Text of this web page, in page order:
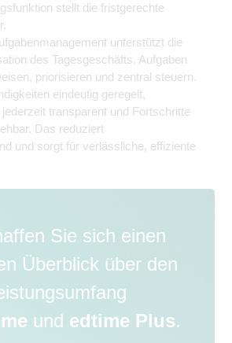
stellt die fristgerechte
unterstützt die
des Tagesgeschäfts. Aufgaben
priorisieren und zentral steuern.
eindeutig geregelt,
transparent und Fortschritte
Das reduziert
und sorgt für verlässliche, effiziente
Sie sich einen
Überblick über den
und edtime Plus.